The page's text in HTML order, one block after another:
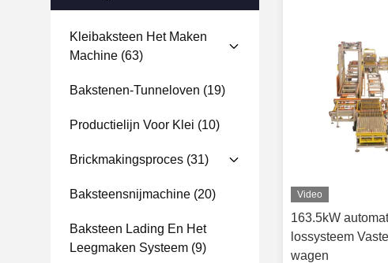
Kleibaksteen Het Maken
Machine (63)
Bakstenen-Tunneloven (19)
Productielijn Voor Klei (10)
Brickmakingsproces (31)
Baksteensnijmachine (20)
Baksteen Lading En Het
Leegmaken Systeem (9)
Video
163.5kW
lossysteem
wagen